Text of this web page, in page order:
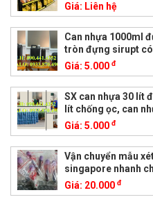
Giá: Liên hệ
Can nhựa 1000ml
tròn đựng sirupt
Giá: 5.000 đ
SX can nhựa 30 lít
lít chống ọc, can
Giá: 5.000 đ
Vận chuyển mẫu
singapore nhanh
Giá: 20.000 đ